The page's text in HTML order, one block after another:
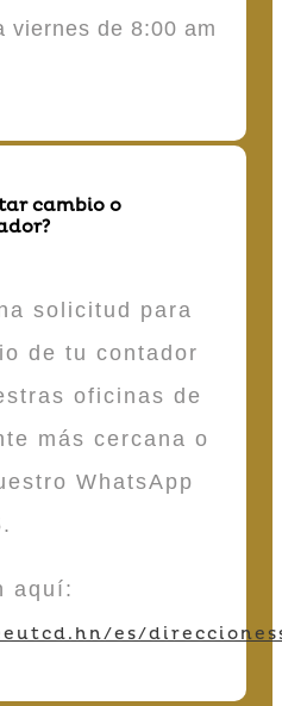
viernes de 8:00 am
cambio o
solicitud para
de tu contador
oficinas de
más cercana o
WhatsApp
aquí:
es/